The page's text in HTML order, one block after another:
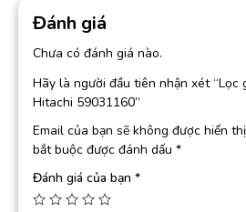
Đánh giá
Chưa có đánh giá nào.
Hãy là người đầu tiên nhận xét “Lọc
Hitachi 59031160”
Email của bạn sẽ không được hiển
bắt buộc được đánh dấu *
Đánh giá của bạn *